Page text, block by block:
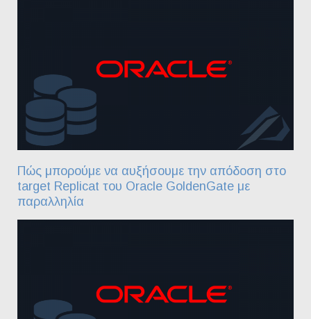
Πώς μπορούμε να αυξήσουμε την απόδοση στο
target Replicat του Oracle GoldenGate με
παραλληλία